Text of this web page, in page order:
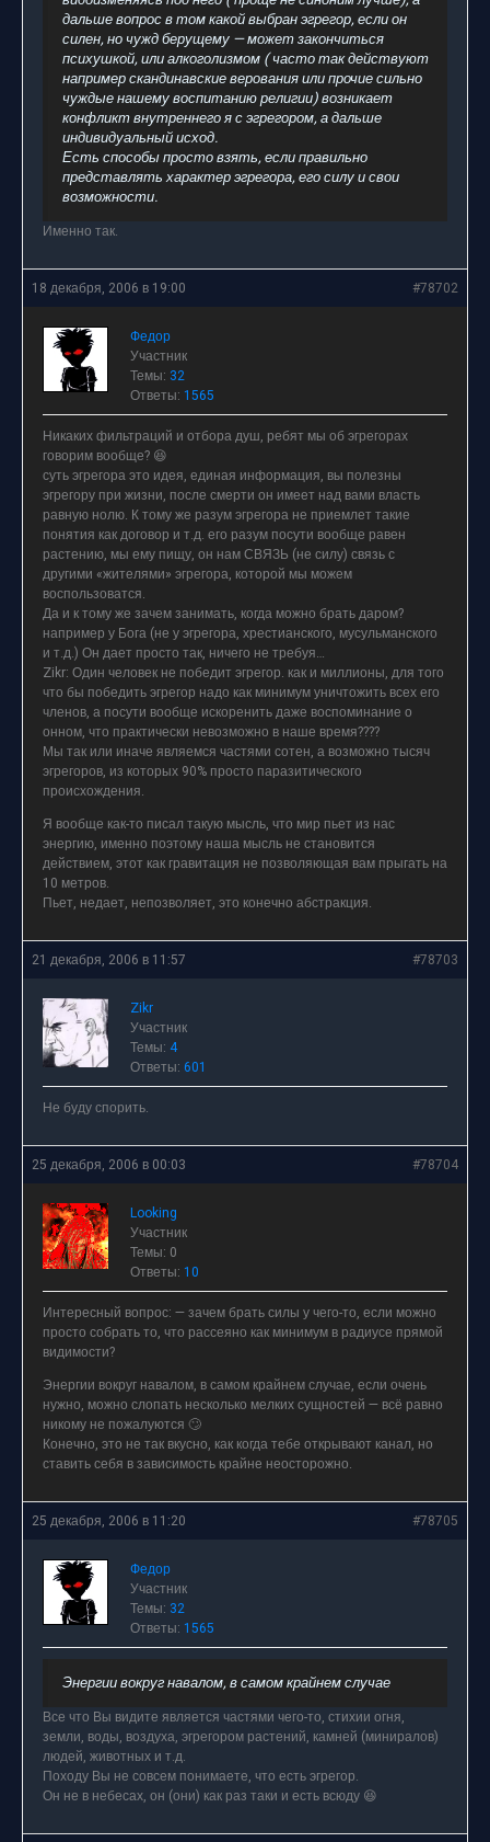
дальше вопрос в том какой выбран эгрегор, если он
силен, но чужд берущему — может закончиться
психушкой, или алкоголизмом ( часто так действуют
например скандинавские верования или прочие сильно
чуждые нашему воспитанию религии) возникает
конфликт внутреннего я с эгрегором, а дальше
индивидуальный исход.
Есть способы просто взять, если правильно
представлять характер эгрегора, его силу и свои
возможности.
Именно так.
18 декабря, 2006 в 19:00 #78702
Федор
Участник
Темы: 32
Ответы: 1565
Никаких фильтраций и отбора душ, ребят мы об эгрегорах
говорим вообще? 😆
суть эгрегора это идея, единая информация, вы полезны
эгрегору при жизни, после смерти он имеет над вами власть
равную нолю. К тому же разум эгрегора не приемлет такие
понятия как договор и т.д. его разум посути вообще равен
растению, мы ему пищу, он нам СВЯЗЬ (не силу) связь с
другими «жителями» эгрегора, которой мы можем
воспользоватся.
Да и к тому же зачем занимать, когда можно брать даром?
например у Бога (не у эгрегора, хрестианского, мусульманского
и т.д.) Он дает просто так, ничего не требуя…
Zikr: Один человек не победит эгрегор. как и миллионы, для того
что бы победить эгрегор надо как минимум уничтожить всех его
членов, а посути вообще искоренить даже воспоминание о
онном, что практически невозможно в наше время????
Мы так или иначе являемся частями сотен, а возможно тысяч
эгрегоров, из которых 90% просто паразитического
происхождения.
Я вообще как-то писал такую мысль, что мир пьет из нас
энергию, именно поэтому наша мысль не становится
действием, этот как гравитация не позволяющая вам прыгать на
10 метров.
Пьет, недает, непозволяет, это конечно абстракция.
21 декабря, 2006 в 11:57 #78703
Zikr
Участник
Темы: 4
Ответы: 601
Не буду спорить.
25 декабря, 2006 в 00:03 #78704
Looking
Участник
Темы: 0
Ответы: 10
Интересный вопрос: — зачем брать силы у чего-то, если можно
просто собрать то, что рассеяно как минимум в радиусе прямой
видимости?
Энергии вокруг навалом, в самом крайнем случае, если очень
нужно, можно слопать несколько мелких сущностей — всё равно
никому не пожалуются 🙄
Конечно, это не так вкусно, как когда тебе открывают канал, но
ставить себя в зависимость крайне неосторожно.
25 декабря, 2006 в 11:20 #78705
Федор
Участник
Темы: 32
Ответы: 1565
Энергии вокруг навалом, в самом крайнем случае
Все что Вы видите является частями чего-то, стихии огня,
земли, воды, воздуха, эгрегором растений, камней (миниралов)
людей, животных и т.д.
Походу Вы не совсем понимаете, что есть эгрегор.
Он не в небесах, он (они) как раз таки и есть всюду 😆